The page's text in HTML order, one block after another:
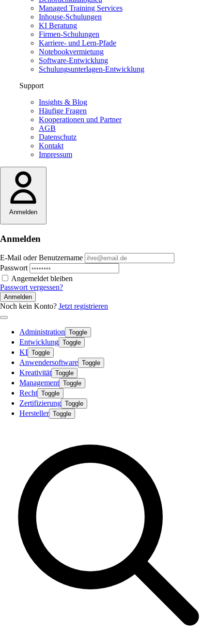
Managed Training Services
Inhouse-Schulungen
KI Beratung
Firmen-Schulungen
Karriere- und Lern-Pfade
Notebookvermietung
Software-Entwicklung
Schulungsunterlagen-Entwicklung
Support
Insights & Blog
Häufige Fragen
Kooperationen und Partner
AGB
Datenschutz
Kontakt
Impressum
Anmelden
Anmelden
E-Mail oder Benutzername
Passwort
Angemeldet bleiben
Passwort vergessen?
Anmelden
Noch kein Konto? Jetzt registrieren
Administration Toggle
Entwicklung Toggle
KI Toggle
Anwendersoftware Toggle
Kreativität Toggle
Management Toggle
Recht Toggle
Zertifizierung Toggle
Hersteller Toggle